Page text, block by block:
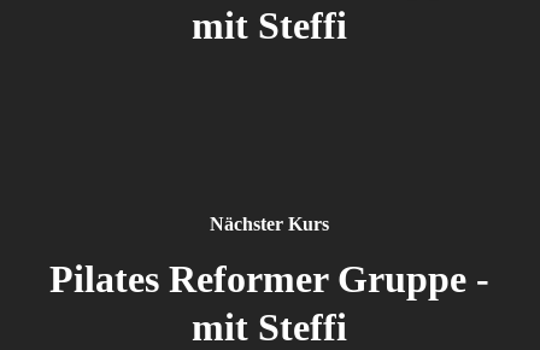
mit Steffi
Nächster Kurs
Pilates Reformer Gruppe -
mit Steffi